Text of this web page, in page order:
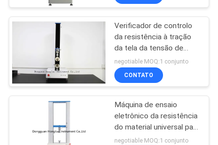
Verificador de controlo
da resistência à tração
da tela da tensão de
mola do Tensometer do
computador
negotiable MOQ:1 conjunto
CONTATO
Máquina de ensaio
eletrônico da resistência
do material universal para
fios e cabos
negotiable MOQ:1 conjunto